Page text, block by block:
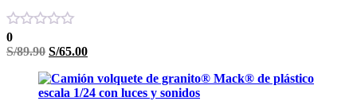
0
S/89.90 El
original
era:
S/65.00El
actual
es: